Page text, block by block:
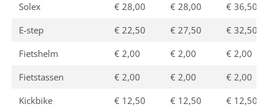
Solex
€ 28,00 € 28,00
€ 36,50
E-step
€ 22,50 € 27,50
€ 32,50
Fietshelm
€ 2,00 € 2,00
€ 2,00
Fietstassen
€ 2,00 € 2,00
€ 2,00
Kickbike
€ 12,50 € 12,50
€ 12,50